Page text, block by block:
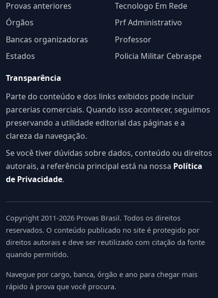
Provas anteriores
Órgãos
Bancas organizadoras
Estados
Tecnologo Em Rede
Prf Administrativo
Professor
Policia Militar Cebraspe
Transparência
Parte do conteúdo e dos links exibidos pode incluir
parcerias comerciais. Quando isso acontecer, seguimos
preservando a utilidade editorial das páginas e a
clareza da navegação.
Se você tiver dúvidas sobre dados, conteúdo ou direitos
autorais, a referência principal está na nossa Política
de Privacidade.
Copyright 2011-2026 Provas Brasil. Todos os direitos
reservados. O conteúdo publicado no site é protegido por
direitos autorais e deve ser reutilizado com citação da fonte
quando permitido.
Navegue por cargo, banca, órgão e ano para chegar mais
rápido à prova que você procura.